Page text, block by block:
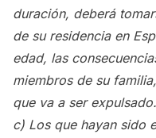
duración, deberá
de su residencia en
edad, las
miembros de su
que va a ser expulsado.
c) Los que hayan sido